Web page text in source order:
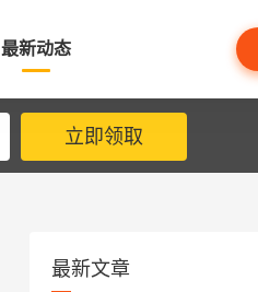
最新动态
立即领取
最新文章